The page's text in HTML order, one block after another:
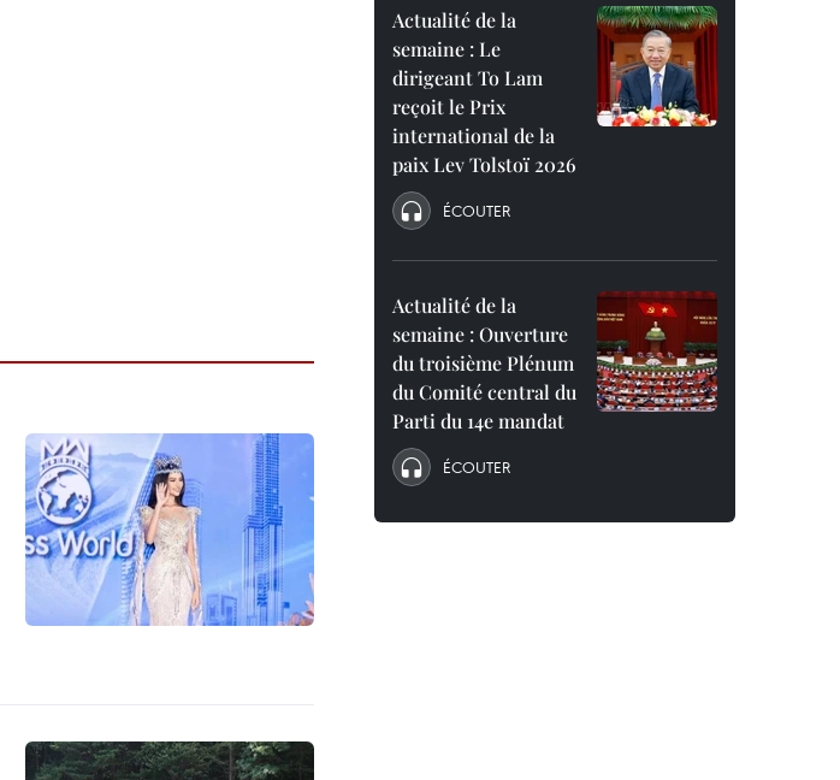
Actualité de la
semaine : Le
dirigeant To Lam
reçoit le Prix
international de la
paix Lev Tolstoï 2026
ÉCOUTER
Actualité de la
semaine : Ouverture
du troisième Plénum
du Comité central du
Parti du 14e mandat
ÉCOUTER